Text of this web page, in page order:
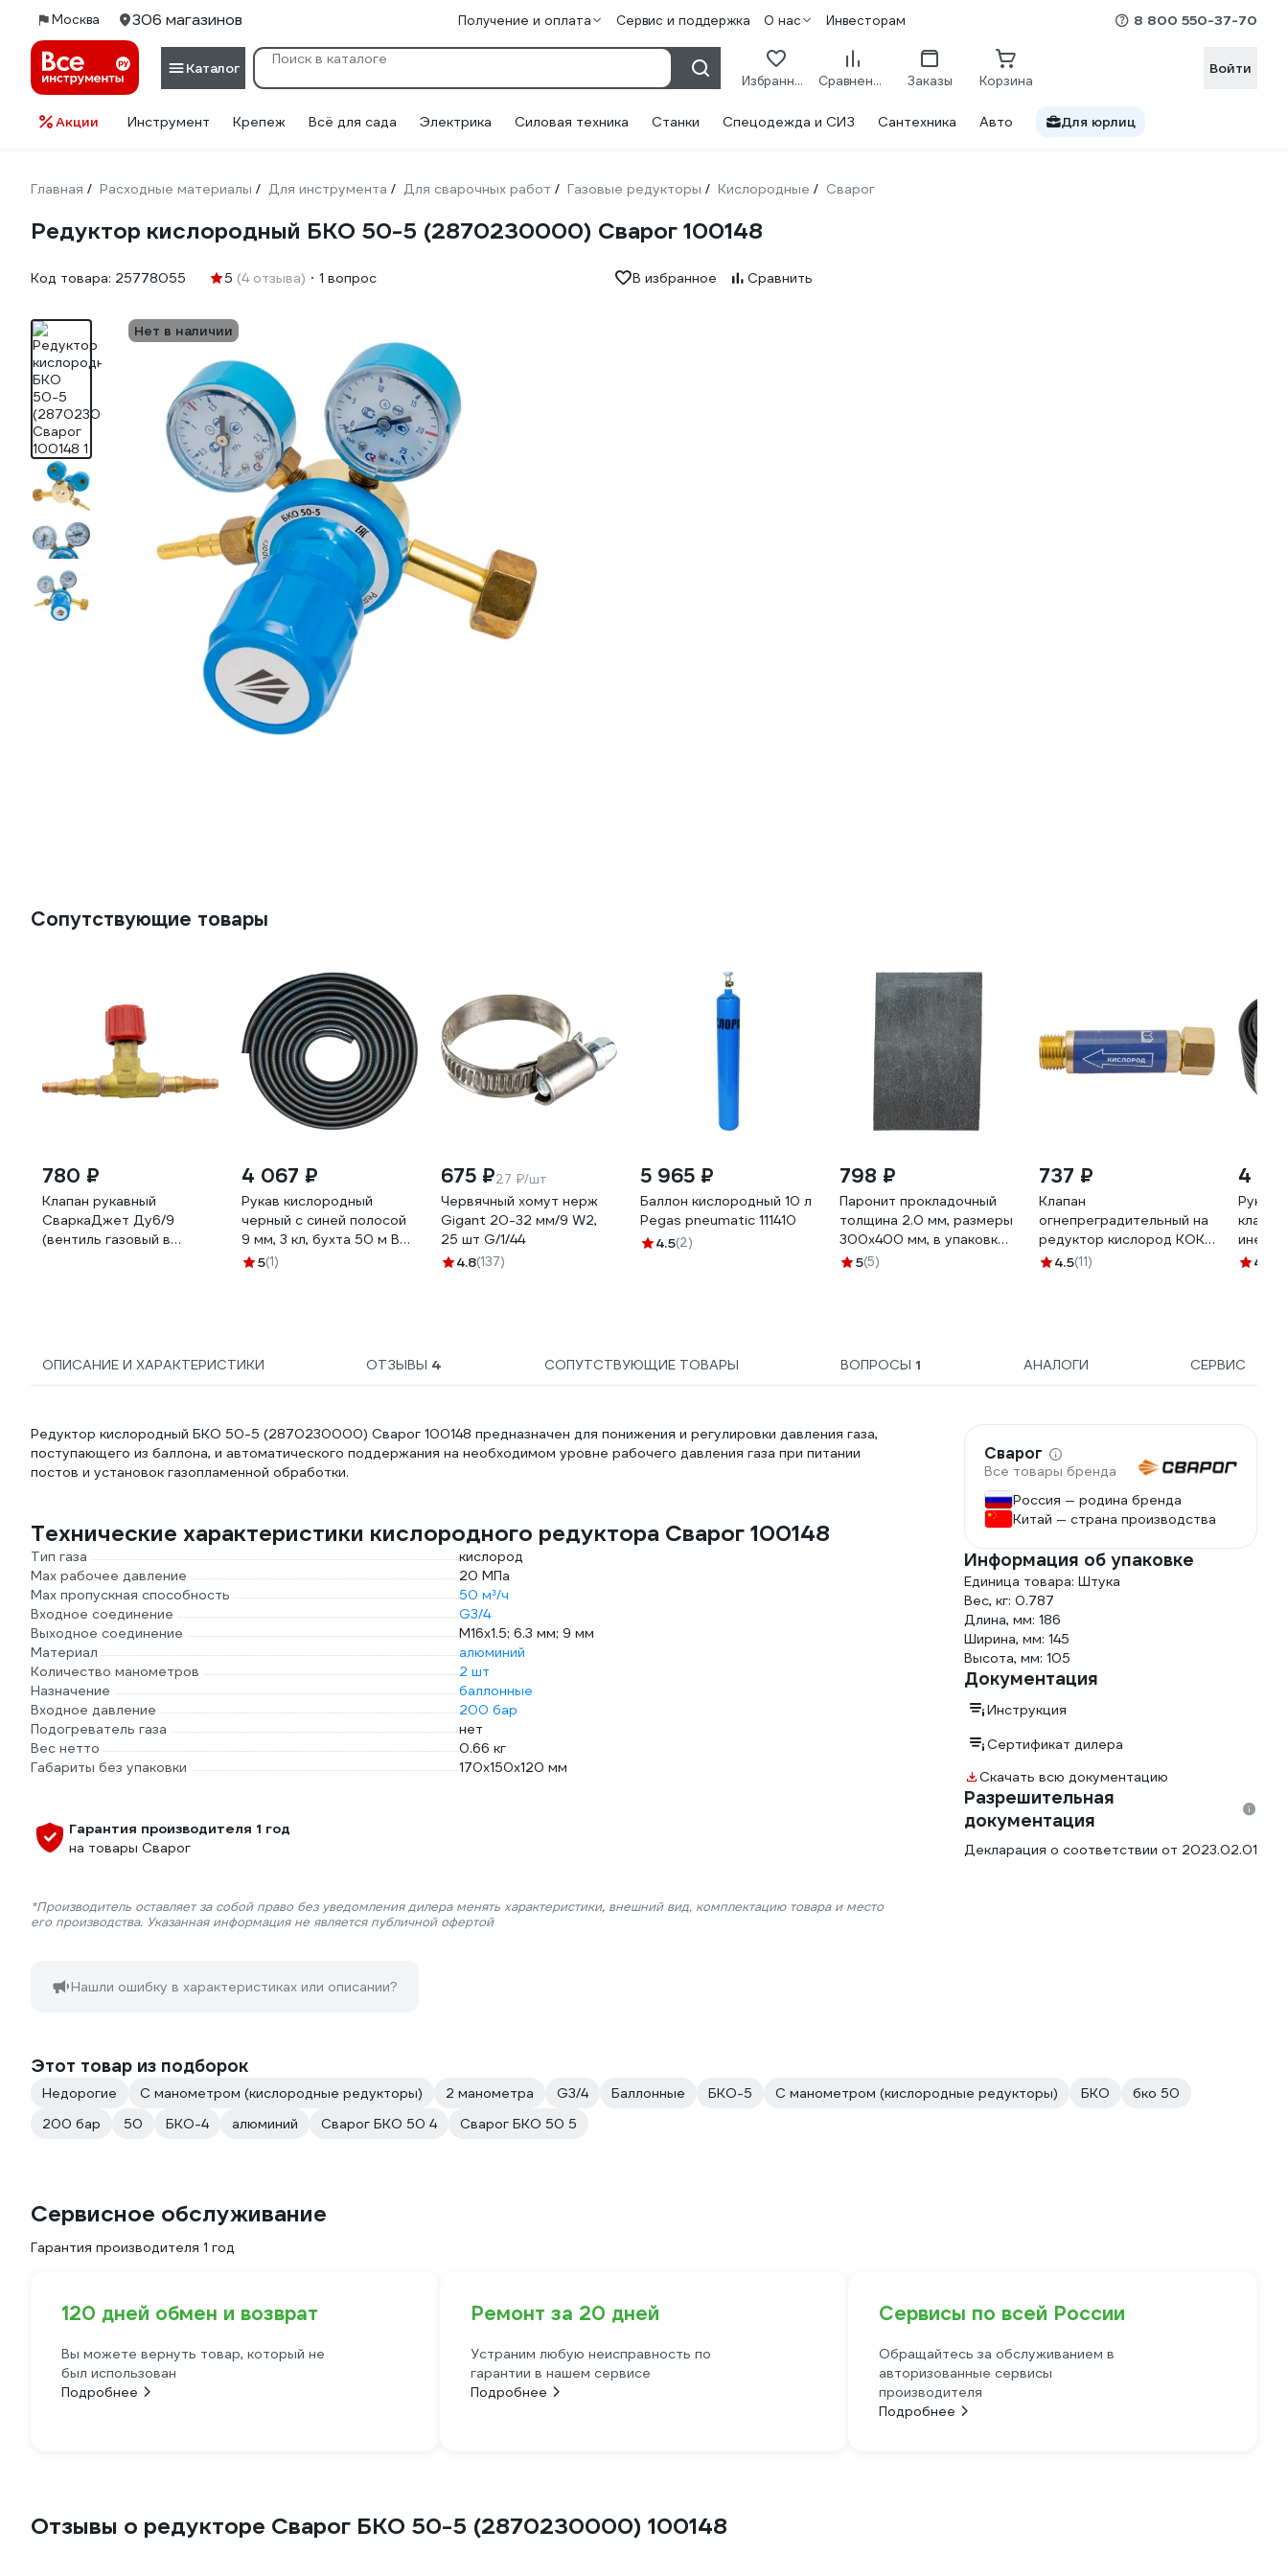
Москва 306 магазинов Получение и оплата Сервис и поддержка О нас Инвесторам 8 800 550-37-70
Каталог
Избранное Сравнение Заказы Корзина
Войти
Акции Инструмент Крепеж Всё для сада Электрика Силовая техника Станки Спецодежда и СИЗ Сантехника Авто Для юрлиц
Главная / Расходные материалы / Для инструмента / Для сварочных работ / Газовые редукторы / Кислородные / Сварог
Редуктор кислородный БКО 50-5 (2870230000) Сварог 100148
Код товара: 25778055 5 (4 отзыва) 1 вопрос В избранное Сравнить
Нет в наличии
Сопутствующие товары
780 ₽
Клапан рукавный
СваркаДжет Ду6/9
(вентиль газовый в
4 067 ₽
Рукав кислородный
черный с синей полосой
9 мм, 3 кл, бухта 50 м ВРТ
DK.1163.01702
5(1)
675 ₽27 ₽/шт
Червячный хомут нерж
Gigant 20-32 мм/9 W2,
25 шт G/1/44
4.8(137)
5 965 ₽
Баллон кислородный 10 л
Pegas pneumatic 111410
4.5(2)
798 ₽
Паронит прокладочный
толщина 2.0 мм, размеры
300x400 мм, в упаковке
2 шт Holzer Flexo PMB 2.0
5(5)
737 ₽
Клапан
огнепреградительный на
редуктор кислород КОК
ПТК 00000025908
4.5(11)
4
Рукав
класс
аргон,
4.5
ОПИСАНИЕ И ХАРАКТЕРИСТИКИ ОТЗЫВЫ 4 СОПУТСТВУЮЩИЕ ТОВАРЫ ВОПРОСЫ 1 АНАЛОГИ СЕРВИС
Редуктор кислородный БКО 50-5 (2870230000) Сварог 100148 предназначен для понижения и регулировки давления газа,
поступающего из баллона, и автоматического поддержания на необходимом уровне рабочего давления газа при питании
постов и установок газопламенной обработки.
Технические характеристики кислородного редуктора Сварог 100148
Тип газа
кислород
Мах рабочее давление
20 МПа
Max пропускная способность
50 м³/ч
Входное соединение
G3/4
Выходное соединение
М16х1.5; 6.3 мм; 9 мм
Материал
алюминий
Количество манометров
2 шт
Назначение
баллонные
Входное давление
200 бар
Подогреватель газа
нет
Вес нетто
0.66 кг
Габариты без упаковки
170х150х120 мм
Гарантия производителя 1 год
на товары Сварог
*Производитель оставляет за собой право без уведомления дилера менять характеристики, внешний вид, комплектацию товара и место
его производства. Указанная информация не является публичной офертой
Нашли ошибку в характеристиках или описании?
Сварог
Все товары бренда
Россия — родина бренда
Китай — страна производства
Информация об упаковке
Единица товара: Штука
Вес, кг: 0.787
Длина, мм: 186
Ширина, мм: 145
Высота, мм: 105
Документация
Инструкция
Сертификат дилера
Скачать всю документацию
Разрешительная
документация
Декларация о соответствии от 2023.02.01
Этот товар из подборок
Недорогие С манометром (кислородные редукторы) 2 манометра G3/4 Баллонные БКО-5 С манометром (кислородные редукторы) БКО
бко 50
200 бар
50 БКО-4 алюминий Сварог БКО 50 4 Сварог БКО 50 5
Сервисное обслуживание
Гарантия производителя 1 год
120 дней обмен и возврат
Вы можете вернуть товар, который не
был использован
Подробнее
Ремонт за 20 дней
Устраним любую неисправность по
гарантии в нашем сервисе
Подробнее
Сервисы по всей России
Обращайтесь за обслуживанием в
авторизованные сервисы
производителя
Подробнее
Отзывы о редукторе Сварог БКО 50-5 (2870230000) 100148